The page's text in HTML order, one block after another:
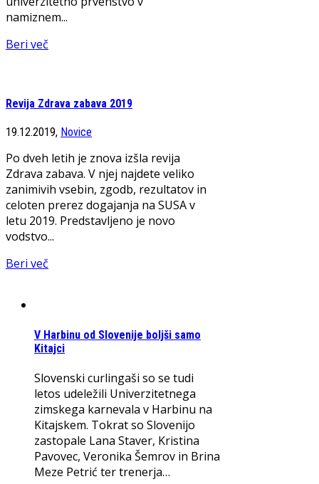
namiznem...
Beri več
Revija Zdrava zabava 2019
19.12.2019, Novice
Po dveh letih je znova izšla revija
Zdrava zabava. V njej najdete veliko
zanimivih vsebin, zgodb, rezultatov in
celoten prerez dogajanja na SUSA v
letu 2019. Predstavljeno je novo
vodstvo...
Beri več
V Harbinu od Slovenije boljši samo
Kitajci
Slovenski curlingaši so se tudi
letos udeležili Univerzitetnega
zimskega karnevala v Harbinu na
Kitajskem. Tokrat so Slovenijo
zastopale Lana Staver, Kristina
Pavovec, Veronika Šemrov in Brina
Meze Petrić ter trenerja…